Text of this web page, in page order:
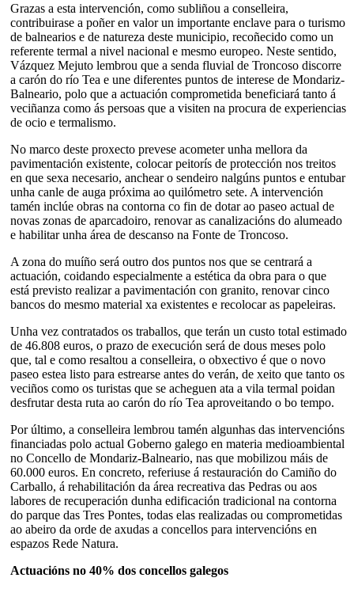
Grazas a esta intervención, como subliñou a conselleira,
contribuirase a poñer en valor un importante enclave para o turismo
de balnearios e de natureza deste municipio, recoñecido como un
referente termal a nivel nacional e mesmo europeo. Neste sentido,
Vázquez Mejuto lembrou que a senda fluvial de Troncoso discorre
a carón do río Tea e une diferentes puntos de interese de Mondariz-
Balneario, polo que a actuación comprometida beneficiará tanto á
veciñanza como ás persoas que a visiten na procura de experiencias
de ocio e termalismo.
No marco deste proxecto prevese acometer unha mellora da
pavimentación existente, colocar peitorís de protección nos treitos
en que sexa necesario, anchear o sendeiro nalgúns puntos e entubar
unha canle de auga próxima ao quilómetro sete. A intervención
tamén inclúe obras na contorna co fin de dotar ao paseo actual de
novas zonas de aparcadoiro, renovar as canalizacións do alumeado
e habilitar unha área de descanso na Fonte de Troncoso.
A zona do muíño será outro dos puntos nos que se centrará a
actuación, coidando especialmente a estética da obra para o que
está previsto realizar a pavimentación con granito, renovar cinco
bancos do mesmo material xa existentes e recolocar as papeleiras.
Unha vez contratados os traballos, que terán un custo total estimado
de 46.808 euros, o prazo de execución será de dous meses polo
que, tal e como resaltou a conselleira, o obxectivo é que o novo
paseo estea listo para estrearse antes do verán, de xeito que tanto os
veciños como os turistas que se acheguen ata a vila termal poidan
desfrutar desta ruta ao carón do río Tea aproveitando o bo tempo.
Por último, a conselleira lembrou tamén algunhas das intervencións
financiadas polo actual Goberno galego en materia medioambiental
no Concello de Mondariz-Balneario, nas que mobilizou máis de
60.000 euros. En concreto, referiuse á restauración do Camiño do
Carballo, á rehabilitación da área recreativa das Pedras ou aos
labores de recuperación dunha edificación tradicional na contorna
do parque das Tres Pontes, todas elas realizadas ou comprometidas
ao abeiro da orde de axudas a concellos para intervencións en
espazos Rede Natura.
Actuacións no 40% dos concellos galegos